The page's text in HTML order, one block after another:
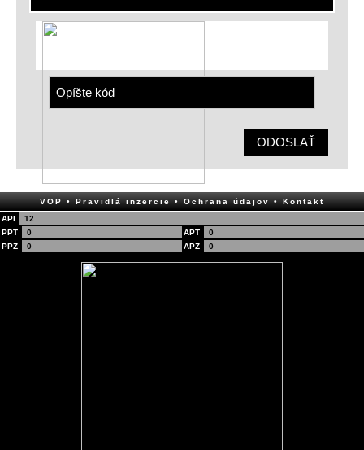
ODOSLAŤ
VOP• Pravidlá inzercie• Ochrana údajov• Kontakt
API
12
PPT
0 APT
0
PPZ
0 APZ 0